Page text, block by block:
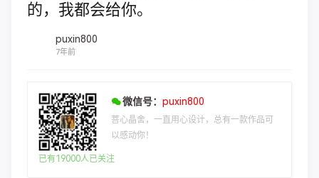
的，我都会给你。
puxin800
7年前
微信号： puxin800
菩心晶舍，一直用心设计，总有一款作品可
以感动你！
已有19000人已关注